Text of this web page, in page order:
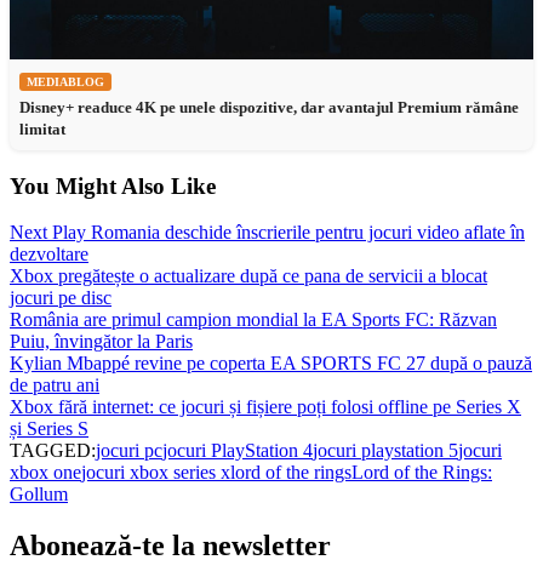
MEDIABLOG
Disney+ readuce 4K pe unele dispozitive, dar avantajul Premium rămâne
limitat
You Might Also Like
Next Play Romania deschide înscrierile pentru jocuri video aflate în
dezvoltare
Xbox pregătește o actualizare după ce pana de servicii a blocat
jocuri pe disc
România are primul campion mondial la EA Sports FC: Răzvan
Puiu, învingător la Paris
Kylian Mbappé revine pe coperta EA SPORTS FC 27 după o pauză
de patru ani
Xbox fără internet: ce jocuri și fișiere poți folosi offline pe Series X
și Series S
TAGGED:jocuri pcjocuri PlayStation 4jocuri playstation 5jocuri
xbox onejocuri xbox series xlord of the ringsLord of the Rings:
Gollum
Abonează-te la newsletter